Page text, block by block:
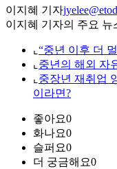
이지혜 기자
이지혜 기자의 주요 뉴
⌞ “중년 이후 더
⌞ 중년의 해외 자
⌞ 중장년 재취업
이라면?
좋아요0
화나요0
슬퍼요0
더 궁금해요0